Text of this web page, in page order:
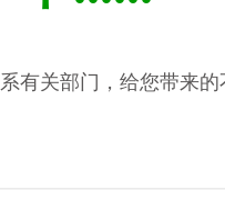
有关部门，给您带来的